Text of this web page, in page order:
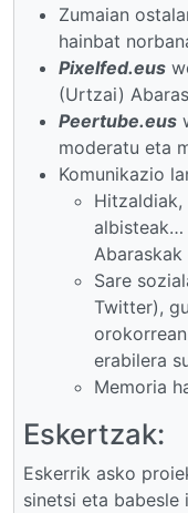
Zumaian
hainbat
Pixelfed.eus
(Urtzai)
Peertube.eus
moderatu eta
Komunikazio
Sare
Twitter),
erabilera
Memoria
Eskertzak:
Eskerrik asko
sinetsi eta